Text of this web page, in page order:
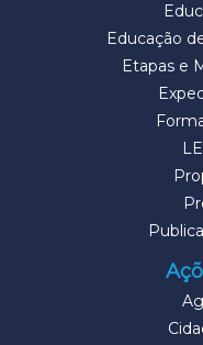
Educação
Etapas e